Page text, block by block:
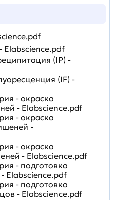
Elabscience.pdf
(IP) -
(IF) -
- окраска
- Elabscience.pdf
- окраска
-
- окраска
- Elabscience.pdf
- подготовка
Elabscience.pdf
- подготовка
- Elabscience.pdf